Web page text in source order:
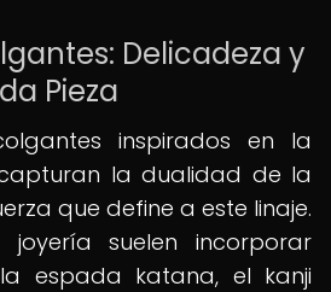
Delicadeza y
Pieza
inspirados en la
la dualidad de la
que define a este linaje.
joyería suelen incorporar
espada katana, el kanji